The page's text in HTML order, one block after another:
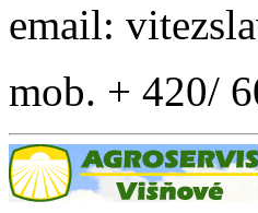
email:
mob. + 420/